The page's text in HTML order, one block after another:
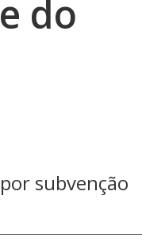
do
subvenção